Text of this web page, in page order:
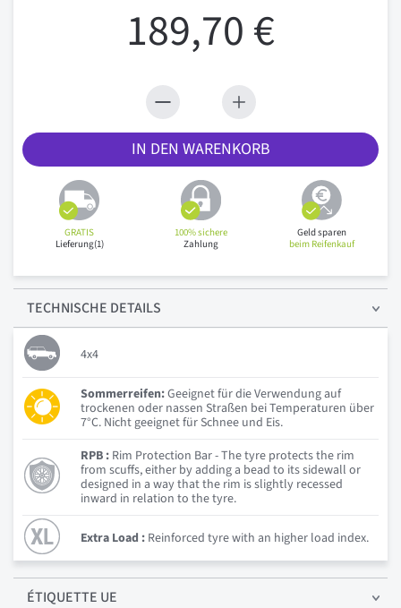
189,70 €
IN DEN WARENKORB
GRATIS
Lieferung(1)
100% sichere
Zahlung
Geld sparen
beim Reifenkauf
TECHNISCHE DETAILS
4x4
Sommerreifen:Geeignet für die Verwendung auf
trockenen oder nassen Straßen bei Temperaturen über
7°C. Nicht geeignet für Schnee und Eis.
RPB : Rim Protection Bar - The tyre protects the rim
from scuffs, either by adding a bead to its sidewall or
designed in a way that the rim is slightly recessed
inward in relation to the tyre.
Extra Load : Reinforced tyre with an higher load index.
ÉTIQUETTE UE